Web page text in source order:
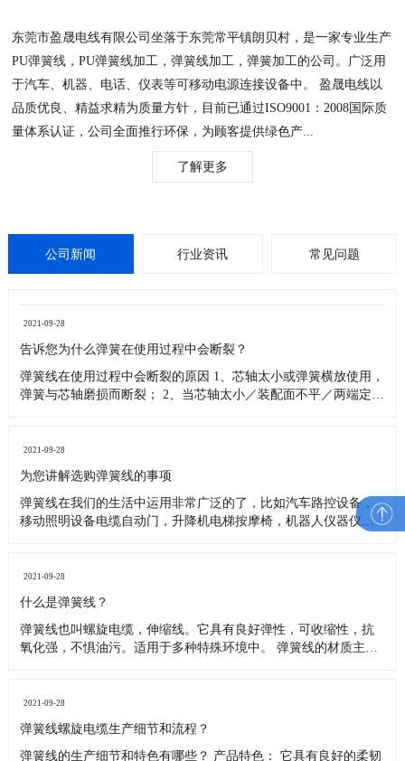
东莞市盈晟电线有限公司坐落于东莞常平镇朗贝村，是一家专业生产
于汽车、机器、电话、仪表等可移动电源连接设备中。 盈晟电线以
2021-09-28
告诉您为什么弹簧在使用过程中会断裂？
弹簧与芯轴磨损而断裂； 2、当芯轴太小／装配面不平／两端定位
断裂； 3、芯轴太短且端部未倒角，会导致弹簧与芯轴摩擦磨损而
断裂； 4、弹簧圈与圈之间夹杂异物使用，使实际有效圈数减少，
2021-09-28